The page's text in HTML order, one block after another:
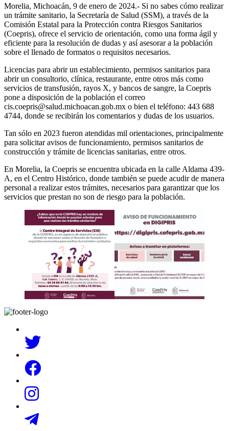
Morelia, Michoacán, 9 de enero de 2024.- Si no sabes cómo realizar
un trámite sanitario, la Secretaría de Salud (SSM), a través de la
Comisión Estatal para la Protección contra Riesgos Sanitarios
(Coepris), ofrece el servicio de orientación, como una forma ágil y
eficiente para la resolución de dudas y así asesorar a la población
sobre el llenado de formatos o requisitos necesarios.
Licencias para abrir un establecimiento, permisos sanitarios para
abrir un consultorio, clínica, restaurante, entre otros más como
servicios de transfusión, rayos X, y bancos de sangre, la Coepris
pone a disposición de la población el correo
cis.coepris@salud.michoacan.gob.mx o bien el teléfono: 443 688
4744, donde se recibirán los comentarios y dudas de los usuarios.
Tan sólo en 2023 fueron atendidas mil orientaciones, principalmente
para solicitar avisos de funcionamiento, permisos sanitarios de
construcción y trámite de licencias sanitarias, entre otros.
En Morelia, la Coepris se encuentra ubicada en la calle Aldama 439-
A, en el Centro Histórico, donde también se puede acudir de manera
personal a realizar estos trámites, necesarios para garantizar que los
servicios que prestan no son de riesgo para la población.